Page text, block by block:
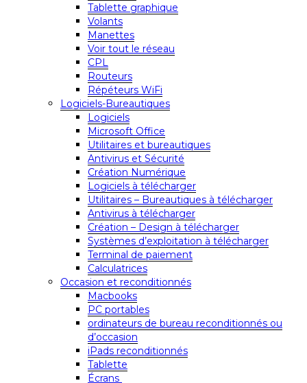
Tablette graphique
Volants
Manettes
Voir tout le réseau
CPL
Routeurs
Répéteurs WiFi
Logiciels-Bureautiques
Logiciels
Microsoft Office
Utilitaires et bureautiques
Antivirus et Sécurité
Création Numérique
Logiciels à télécharger
Utilitaires – Bureautiques à télécharger
Antivirus à télécharger
Création – Design à télécharger
Systèmes d’exploitation à télécharger
Terminal de paiement
Calculatrices
Occasion et reconditionnés
Macbooks
PC portables
ordinateurs de bureau reconditionnés ou
d’occasion
iPads reconditionnés
Tablette
Écrans